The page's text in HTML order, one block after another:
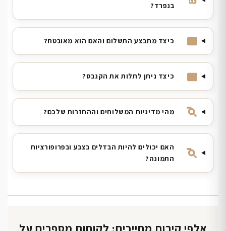
בנפרד?
כיצד מתבצע התשלום והאם הוא מאובטח?
כיצד ניתן לתלות את הקנבס?
מהי מדיניות המשלוחים וההחזרות שלכם?
האם יכולים להיות הבדלים בצבע ובפרופורציות
התמונה?